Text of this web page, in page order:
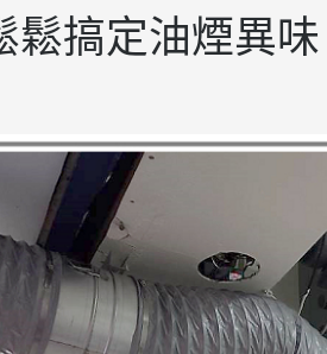
鬆搞定油煙異